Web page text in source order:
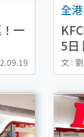
一
全港
5日
文 :